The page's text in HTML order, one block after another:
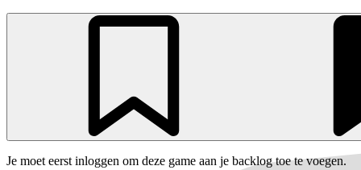
Je moet eerst inloggen om deze game aan je backlog toe te voegen.